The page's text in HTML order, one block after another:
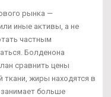
рынка —
иные активы, а не
частным
Болденона
сравнить цены
жиры находятся в
занимает больше